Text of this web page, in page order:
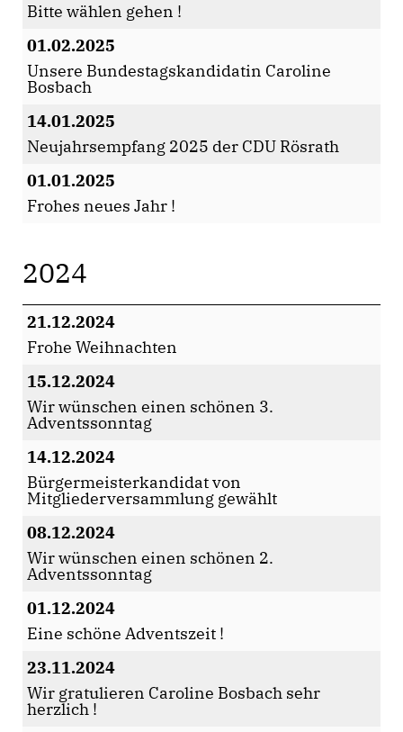
Bitte wählen gehen !
01.02.2025
Unsere Bundestagskandidatin Caroline
Bosbach
14.01.2025
Neujahrsempfang 2025 der CDU Rösrath
01.01.2025
Frohes neues Jahr !
2024
21.12.2024
Frohe Weihnachten
15.12.2024
Wir wünschen einen schönen 3.
Adventssonntag
14.12.2024
Bürgermeisterkandidat von
Mitgliederversammlung gewählt
08.12.2024
Wir wünschen einen schönen 2.
Adventssonntag
01.12.2024
Eine schöne Adventszeit !
23.11.2024
Wir gratulieren Caroline Bosbach sehr
herzlich !